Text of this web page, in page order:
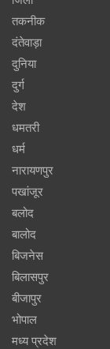
तकनीक
दंतेवाड़ा
दुनिया
दुर्ग
देश
धमतरी
धर्म
नारायणपुर
पखांजूर
बलोद
बालोद
बिजनेस
बिलासपुर
बीजापुर
भोपाल
मध्य प्रदेश